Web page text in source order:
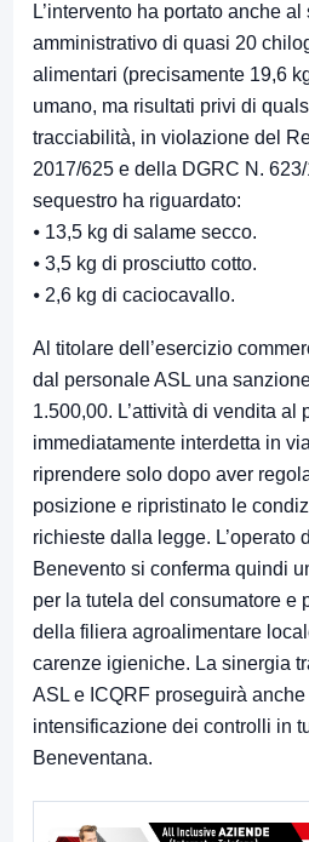
L’intervento ha portato anche
amministrativo di quasi 20
alimentari (precisamente 19,6
umano, ma risultati privi di
tracciabilità, in violazione del
2017/625 e della DGRC N.
sequestro ha riguardato:
⦁ 13,5 kg di salame secco.
⦁ 3,5 kg di prosciutto cotto.
⦁ 2,6 kg di caciocavallo.
Al titolare dell’esercizio
dal personale ASL una
1.500,00. L’attività di vendita al
immediatamente interdetta in
riprendere solo dopo aver
posizione e ripristinato le
richieste dalla legge. L’operato
Benevento si conferma quindi
per la tutela del consumatore e
della filiera agroalimentare
carenze igieniche. La sinergia
ASL e ICQRF proseguirà
intensificazione dei controlli in
Beneventana.